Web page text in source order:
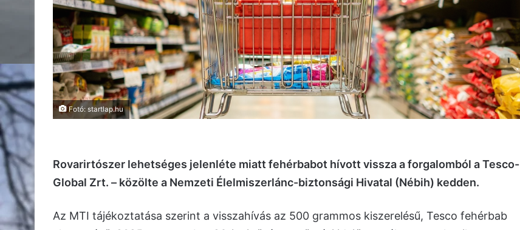
Fotó: startlap.hu
Rovarirtószer lehetséges jelenléte miatt fehérbabot hívott vissza a forgalomból a Tesco-
Global Zrt. – közölte a Nemzeti Élelmiszerlánc-biztonsági Hivatal (Nébih) kedden.
Az MTI tájékoztatása szerint a visszahívás az 500 grammos kiszerelésű, Tesco fehérbab